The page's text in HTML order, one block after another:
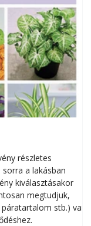
részletes
a lakásban
kiválasztásakor
megtudjuk,
stb.) van